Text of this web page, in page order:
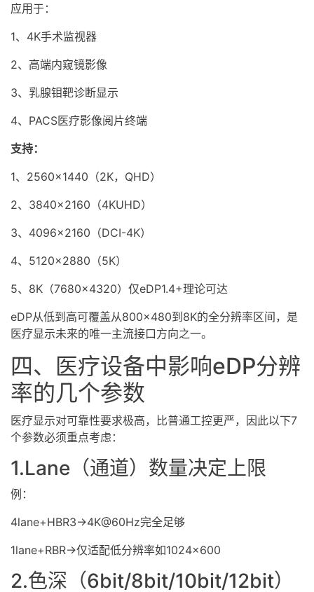
应用于：
1、4K手术监视器
2、高端内窥镜影像
3、乳腺钼靶诊断显示
4、PACS医疗影像阅片终端
支持：
1、2560×1440（2K，QHD）
2、3840×2160（4KUHD）
3、4096×2160（DCI-4K）
4、5120×2880（5K）
5、8K（7680×4320）仅eDP1.4+理论可达
eDP从低到高可覆盖从800×480到8K的全分辨率区间，是
医疗显示未来的唯一主流接口方向之一。
四、医疗设备中影响eDP分辨
率的几个参数
医疗显示对可靠性要求极高，比普通工控更严，因此以下7
个参数必须重点考虑：
1.Lane（通道）数量决定上限
例：
4lane+HBR3→4K@60Hz完全足够
1lane+RBR→仅适配低分辨率如1024×600
2.色深（6bit/8bit/10bit/12bit）